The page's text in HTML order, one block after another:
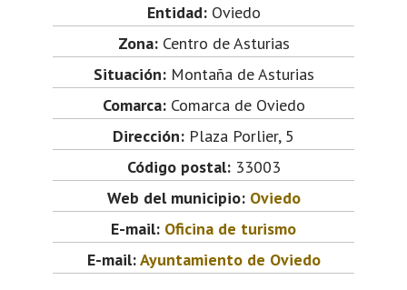
Entidad:Oviedo
Zona:Centro de Asturias
Situación:Montaña de Asturias
Comarca:Comarca de Oviedo
Dirección: Plaza Porlier, 5
Código postal:33003
Web del municipio: Oviedo
E-mail: Oficina de turismo
E-mail:Ayuntamiento de Oviedo